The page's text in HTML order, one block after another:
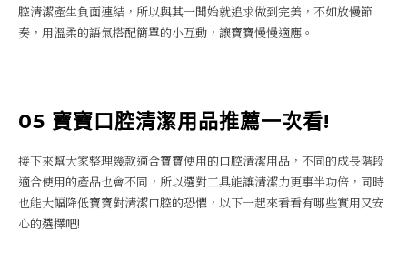
腔清潔產生負面連結，所以與其一開始就追求做到完美，不如放慢節
奏，用溫柔的語氣搭配簡單的小互動，讓寶寶慢慢適應。
05 寶寶口腔清潔用品推薦一次看!
接下來幫大家整理幾款適合寶寶使用的口腔清潔用品，不同的成長階段
適合使用的產品也會不同，所以選對工具能讓清潔力更事半功倍，同時
也能大幅降低寶寶對清潔口腔的恐懼，以下一起來看看有哪些實用又安
心的選擇吧!